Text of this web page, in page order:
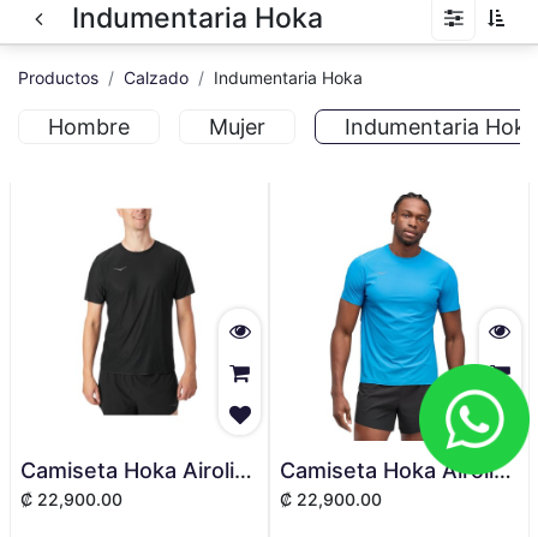
Indumentaria Hoka
Productos Calzado Indumentaria Hoka
Hombre Mujer Indumentaria Hoka
Camiseta Hoka Airolite Run Manga Corta - Hombre
₡ 22,900.00
Camiseta Hoka Airolite Run Manga corta - Hombre
₡ 22,900.00